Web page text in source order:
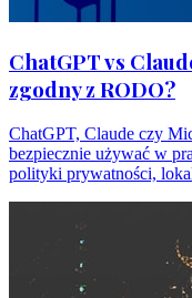
ChatGPT vs
zgodny z RODO?
ChatGPT, Claude czy
bezpiecznie używać w
polityki prywatności,